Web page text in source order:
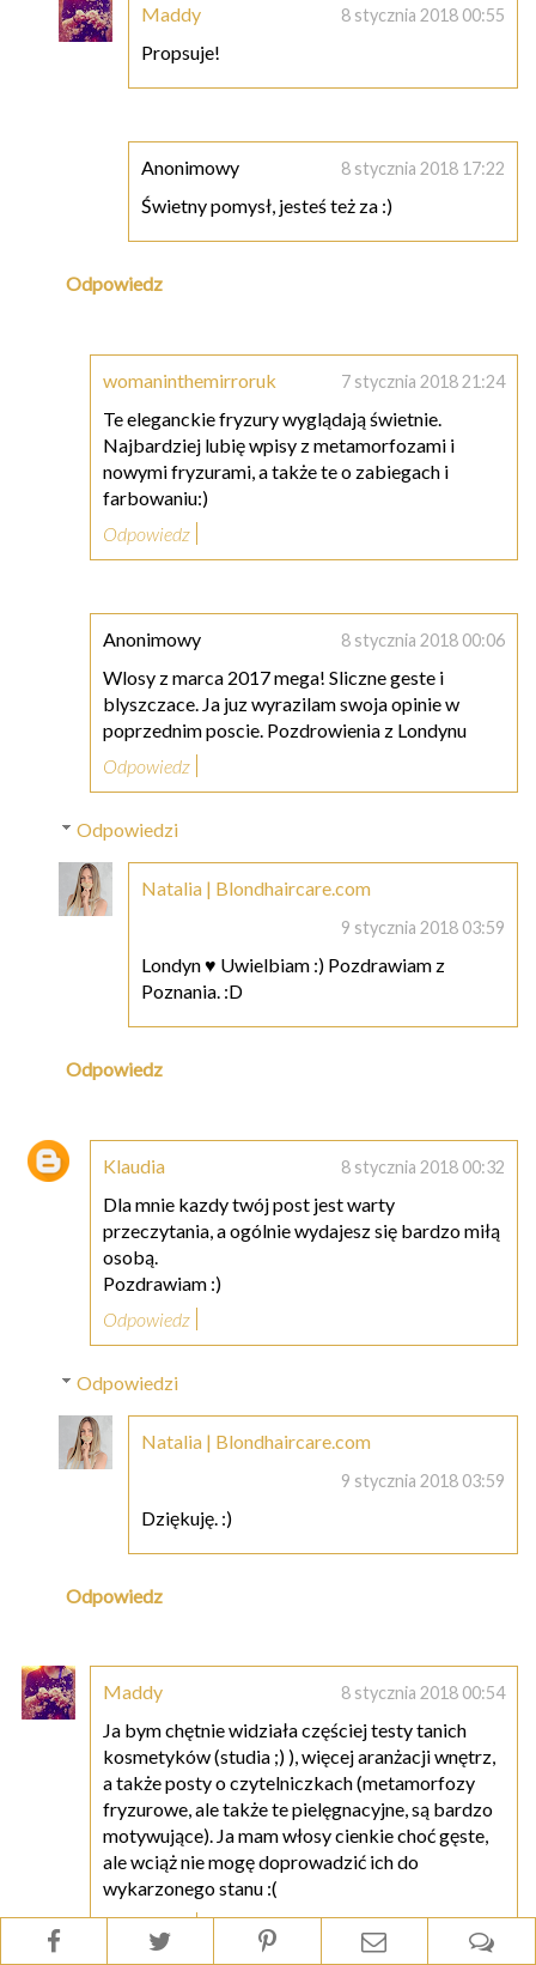
Maddy 8 stycznia 2018 00:55
Propsuje!
Anonimowy 8 stycznia 2018 17:22
Świetny pomysł, jesteś też za :)
Odpowiedz
womaninthemirroruk 7 stycznia 2018 21:24
Te eleganckie fryzury wyglądają świetnie.
Najbardziej lubię wpisy z metamorfozami i
nowymi fryzurami, a także te o zabiegach i
farbowaniu:)
Odpowiedz
Anonimowy 8 stycznia 2018 00:06
Wlosy z marca 2017 mega! Sliczne geste i
blyszczace. Ja juz wyrazilam swoja opinie w
poprzednim poscie. Pozdrowienia z Londynu
Odpowiedz
Odpowiedzi
Natalia | Blondhaircare.com
9 stycznia 2018 03:59
Londyn ♥ Uwielbiam :) Pozdrawiam z
Poznania. :D
Odpowiedz
Klaudia 8 stycznia 2018 00:32
Dla mnie kazdy twój post jest warty
przeczytania, a ogólnie wydajesz się bardzo miłą
osobą.
Pozdrawiam :)
Odpowiedz
Odpowiedzi
Natalia | Blondhaircare.com
9 stycznia 2018 03:59
Dziękuję. :)
Odpowiedz
Maddy 8 stycznia 2018 00:54
Ja bym chętnie widziała częściej testy tanich
kosmetyków (studia ;) ), więcej aranżacji wnętrz,
a także posty o czytelniczkach (metamorfozy
fryzurowe, ale także te pielęgnacyjne, są bardzo
motywujące). Ja mam włosy cienkie choć gęste,
ale wciąż nie mogę doprowadzić ich do
wykarzonego stanu :(
Odpowiedz